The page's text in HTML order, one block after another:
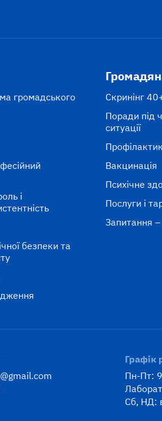
громадського
і
безпеки та
Скринінг
Поради під
ситуації
Вакцинація
Психічне
Послуги і
Запитання –
Графік
Пн-Пт:
Сб, НД: